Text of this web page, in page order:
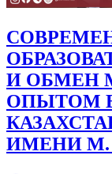
И ОБМЕН
ОПЫТОМ
ИМЕНИ М.